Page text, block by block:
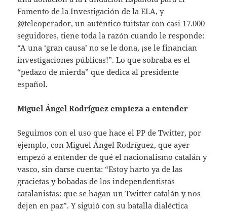
Fomento de la Investigación de la ELA, y
@teleoperador, un auténtico tuitstar con casi 17.000
seguidores, tiene toda la razón cuando le responde:
“A una ‘gran causa’ no se le dona, ¡se le financian
investigaciones públicas!”. Lo que sobraba es el
“pedazo de mierda” que dedica al presidente
español.
Miguel Ángel Rodríguez empieza a entender
Seguimos con el uso que hace el PP de Twitter, por
ejemplo, con Miguel Ángel Rodríguez, que ayer
empezó a entender de qué el nacionalismo catalán y
vasco, sin darse cuenta: “Estoy harto ya de las
gracietas y bobadas de los independentistas
catalanistas: que se hagan un Twitter catalán y nos
dejen en paz”. Y siguió con su batalla dialéctica